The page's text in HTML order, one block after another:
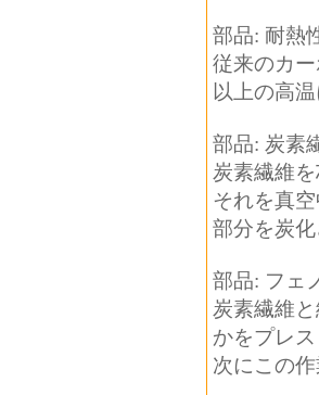
部品: 耐熱
従来のカ
以上の高
部品: 炭素
炭素繊維
それを真
部分を炭化
部品: フェ
炭素繊維
かをプレス
次にこの